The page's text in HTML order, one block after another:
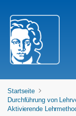
Startseite
Durchführung von
Aktivierende